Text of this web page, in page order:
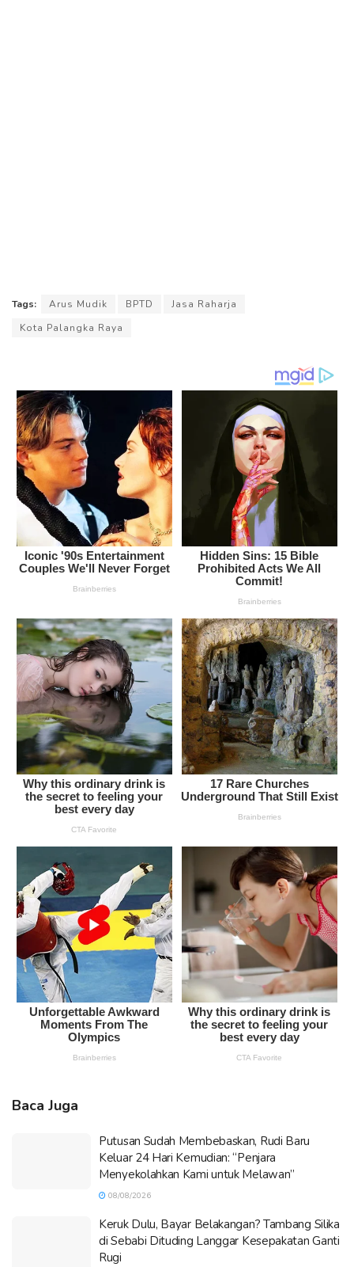
Tags: Arus Mudik BPTD
Jasa Raharja
Kota Palangka Raya
Baca Juga
Putusan Sudah Membebaskan, Rudi Baru
Keluar 24 Hari Kemudian: “Penjara
Menyekolahkan Kami untuk Melawan”
08/08/2026
Keruk Dulu, Bayar Belakangan? Tambang Silika
di Sebabi Dituding Langgar Kesepakatan Ganti
Rugi